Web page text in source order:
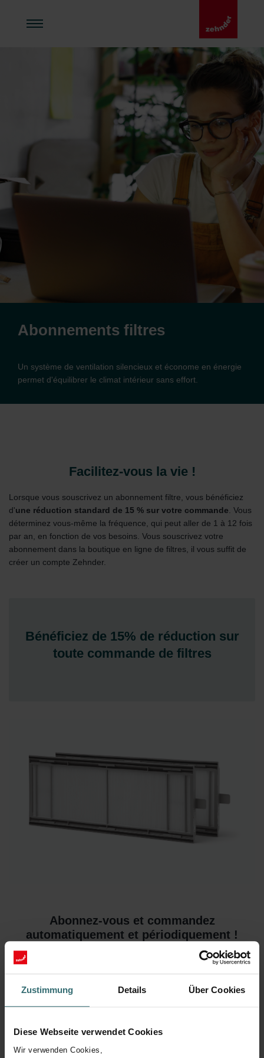
Zustimmung Details Über Cookies
Diese Webseite verwendet Cookies
Wir verwenden Cookies,
Abonnements filtres
Un système de ventilation silencieux et économe en énergie
permet d'équilibrer le climat intérieur sans effort.
Facilitez-vous la vie !
Lorsque vous souscrivez un abonnement filtre, vous bénéficiez
d'une réduction standard de 15 % sur votre commande . Vous
déterminez vous-même la fréquence, qui peut aller de 1 à 12 fois
par an, en fonction de vos besoins. Vous souscrivez votre
abonnement dans la boutique en ligne de filtres, il vous suffit de
créer un compte Zehnder.
Bénéficiez de 15% de réduction sur
toute commande de filtres
Abonnez-vous et commandez
automatiquement et périodiquement !
Il est recommandé de changer les filtres à air au moins deux fois
J'ai déjà un compte
Vous avez déjà un compte ? Connectez-vous ici et